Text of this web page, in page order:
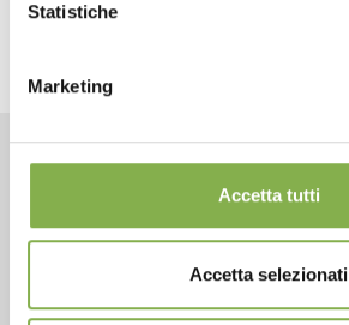
Statistiche
Marketing
Accetta tutti
Accetta selezionati
CONTACTS